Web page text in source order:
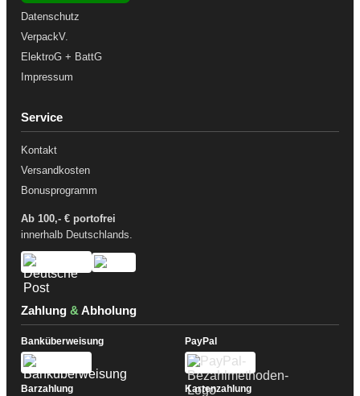
Datenschutz
VerpackV.
ElektroG + BattG
Impressum
Service
Kontakt
Versandkosten
Bonusprogramm
Ab 100,- € portofrei
innerhalb Deutschlands.
Zahlung &Abholung
Banküberweisung PayPal
Barzahlung Kartenzahlung